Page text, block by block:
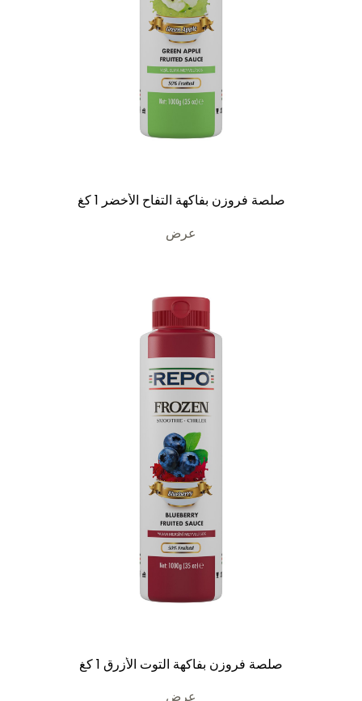
صلصة فروزن بفاكهة التفاح الأخضر 1 كغ
عرض
صلصة فروزن بفاكهة التوت الأزرق 1 كغ
عرض